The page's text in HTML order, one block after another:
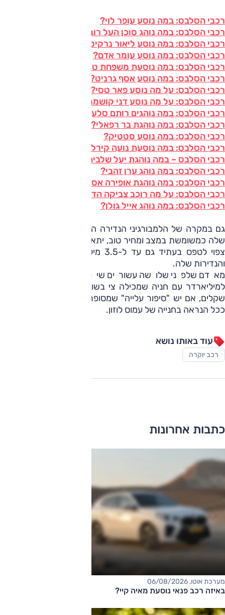
רכבי הסלבס: במה נוסע עופר לוי?
רכבי הסלבס: במה נוהג סוכן העל רוברטו בן שושן?
רכבי הסלבס: במה נוסע ליאור נרקיס?
רכבי הסלבס: במה נוסע עומר אדם?
רכבי הסלבס: במה נוסעת משפחת טרנטינו?
רכבי הסלבס: במה נוסע אסף גרניט?
רכבי הסלבס: על מה נוסע פאר טסי?
רכבי הסלבס: על מה נוסע דני קושמרו?
רכבי הסלבס: במה נוהגים רותם סלע וליאור רז?
רכבי הסלבס: במה נוהגת בר רפאלי?
רכבי הסלבס: במה נוסע סטטיק?
רכבי הסלבס: במה נוסעת נועה קירל?
רכבי הסלבס – במה נוהגת יעל שלביה?
רכבי הסלבס: במה נוהג ערן זהבי?
רכבי הסלבס: במה נוהגת אופירה אסייג?
רכבי הסלבס: על מה רוכב צביקה הדר?
רכבי הסלבס: במה נוהג אייל גולן?
גם במקרה של הלמבורגיני הנדירה הזו, מי שמפנטז על רכישה
שלה כמשומשת במצב ומחיר טוב, יתאכזב לגלות כי המחיר שלה
צפוי לטפס בעתיד גם עד ל-3.5 מיליון שקל, בגלל המקוריות
והנדירות שלה.
מאדם שלפני שלושה עשורים שיפץ דירות בפרדסיה, ועד
למיליארדר עם חניה שמכילה צי בשווי כולל של עשרות מיליוני
שקלים, אם יש "סיפור עלייה" שמסופר דרך מכוניות, הוא נמצא
ככל הנראה בחנייה של עמוס לוזון.
עוד באותו נושא
רכב יוקרה
כתבות אחרונות
מערכת אוטו, 06/08/2026
באיזה רכב פנאי נוסעת מאיה קיי?